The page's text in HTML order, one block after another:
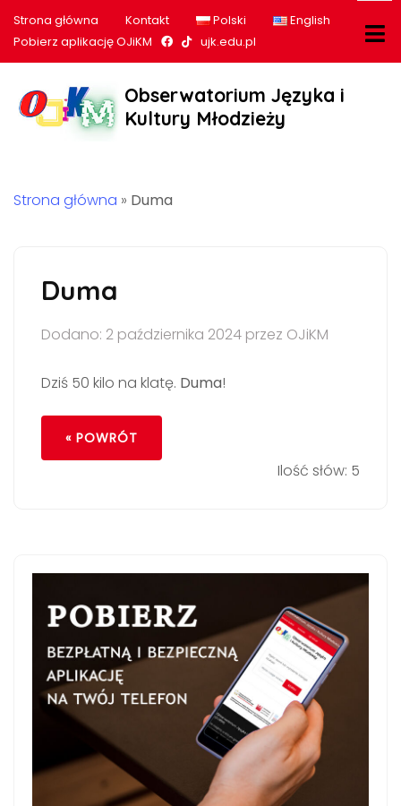
Strona główna Kontakt Polski
English
Pobierz aplikację OJiKM
Nasz profil na Facebook
Nasz profil na tiktok
ujk.edu.pl
Obserwatorium Języka i
Kultury Młodzieży
Strona główna » Duma
Duma
Dodano: 2 października 2024 przez OJiKM
Dziś 50 kilo na klatę. Duma!
« POWRÓT
Ilość słów: 5